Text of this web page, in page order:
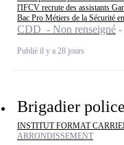
l'IFCV recrute des assistants
Bac Pro Métiers de la Sécurité
CDD - Non renseigné
Publié il y a 28 jours
Brigadier
INSTITUT FORMAT
ARRONDISSEMENT